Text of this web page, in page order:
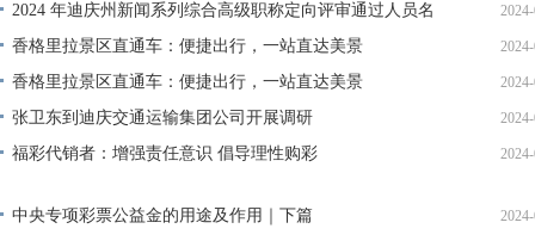
2024 年迪庆州新闻系列综合高级职称定向评审通过人员名
单公示
香格里拉景区直通车：便捷出行，一站直达美景
香格里拉景区直通车：便捷出行，一站直达美景
张卫东到迪庆交通运输集团公司开展调研
福彩代销者：增强责任意识 倡导理性购彩
中央专项彩票公益金的用途及作用｜下篇